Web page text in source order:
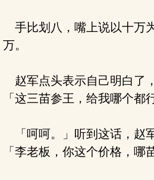
手比划八，嘴上说以十万
万。
赵军点头表示自己明白了
「这三苗参王，给我哪个都
「呵呵。」听到这话，赵
「李老板，你这个价格，哪